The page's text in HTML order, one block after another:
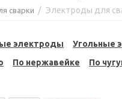
сварки / Электроды для
электроды Угольные
По нержавейке По